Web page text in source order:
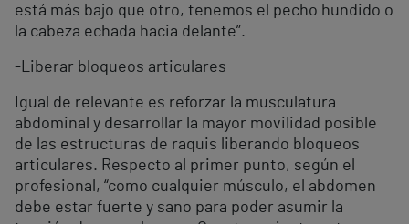
está más bajo que otro, tenemos el pecho hundido o
la cabeza echada hacia delante”.
-Liberar bloqueos articulares
Igual de relevante es reforzar la musculatura
abdominal y desarrollar la mayor movilidad posible
de las estructuras de raquis liberando bloqueos
articulares. Respecto al primer punto, según el
profesional, “como cualquier músculo, el abdomen
debe estar fuerte y sano para poder asumir la